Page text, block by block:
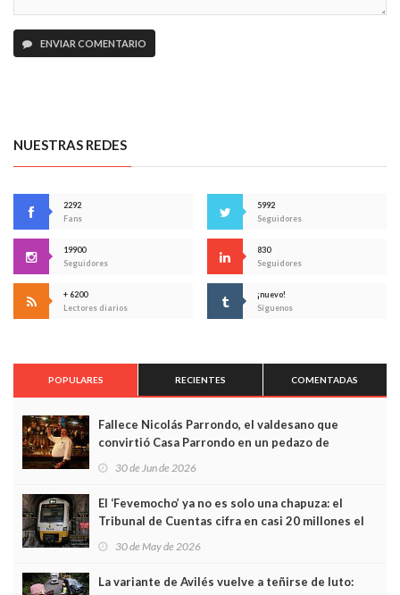
ENVIAR COMENTARIO
NUESTRAS REDES
2292
Fans
5992
Seguidores
19900
Seguidores
830
Seguidores
+ 6200
Lectores diarios
¡nuevo!
Síguenos
POPULARES RECIENTES COMENTADAS
Fallece Nicolás Parrondo, el valdesano que
convirtió Casa Parrondo en un pedazo de
Asturias en Madrid
30 de Jun de 2026
El ‘Fevemocho’ ya no es solo una chapuza: el
Tribunal de Cuentas cifra en casi 20 millones el
sobrecoste de los trenes que no cabían por los
30 de May de 2026
La variante de Avilés vuelve a teñirse de luto: